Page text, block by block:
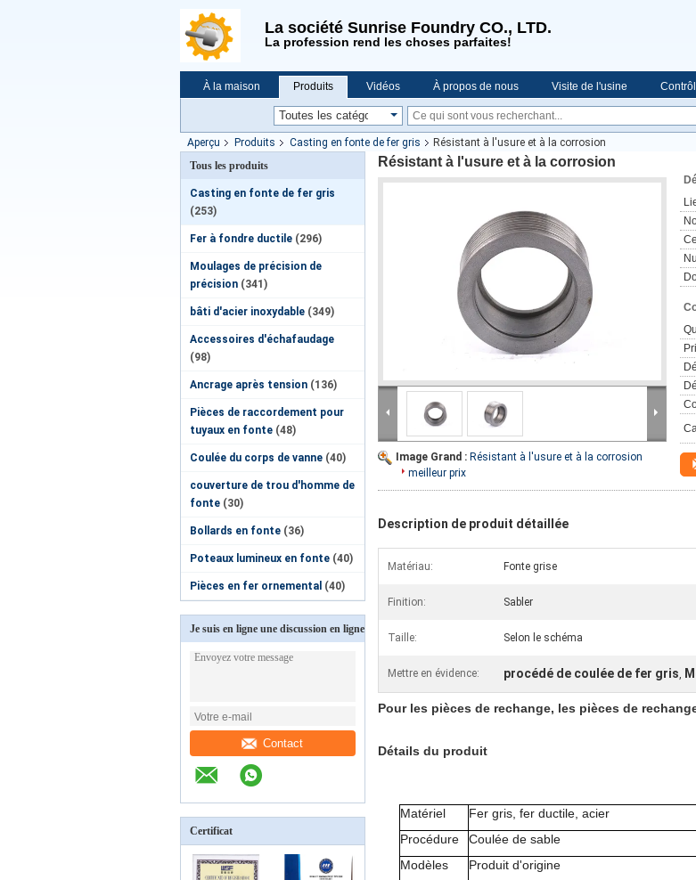
La société Sunrise Foundry CO., LTD.
La profession rend les choses parfaites!
À la maison Produits Vidéos À propos de nous Visite de l'usine
Demande de soumission Nouvelles
Aperçu Produits Casting en fonte de fer gris
Résistant à l'usure et à la corrosion
Tous les produits
Casting en fonte de fer gris
(253)
Fer à fondre ductile (296)
Moulages de précision de
précision (341)
bâti d'acier inoxydable (349)
Accessoires d'échafaudage
(98)
Ancrage après tension (136)
Pièces de raccordement pour
tuyaux en fonte (48)
Coulée du corps de vanne (40)
couverture de trou d'homme de
fonte (30)
Bollards en fonte (36)
Poteaux lumineux en fonte (40)
Pièces en fer ornemental (40)
Je suis en ligne une discussion en ligne
Contact
Certificat
Résistant à l'usure et à la corrosion
Image Grand : Résistant à l'usure et à la corrosion
meilleur prix
Description de produit détaillée
Matériau: Fonte grise
Finition: Sabler
Taille: Selon le schéma
Mettre en évidence: procédé de coulée de fer gris,
Pour les pièces de rechange, les pièces de
Détails du produit
Matériel
Fer gris, fer ductile, acier
Procédure
Coulée de sable
Modèles
Produit d'origine